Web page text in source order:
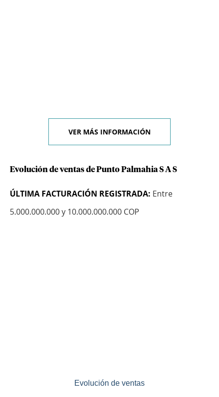
VER MÁS INFORMACIÓN
Evolución de ventas de Punto Palmahia S A S
ÚLTIMA FACTURACIÓN REGISTRADA: Entre
5.000.000.000 y 10.000.000.000 COP
Evolución de ventas